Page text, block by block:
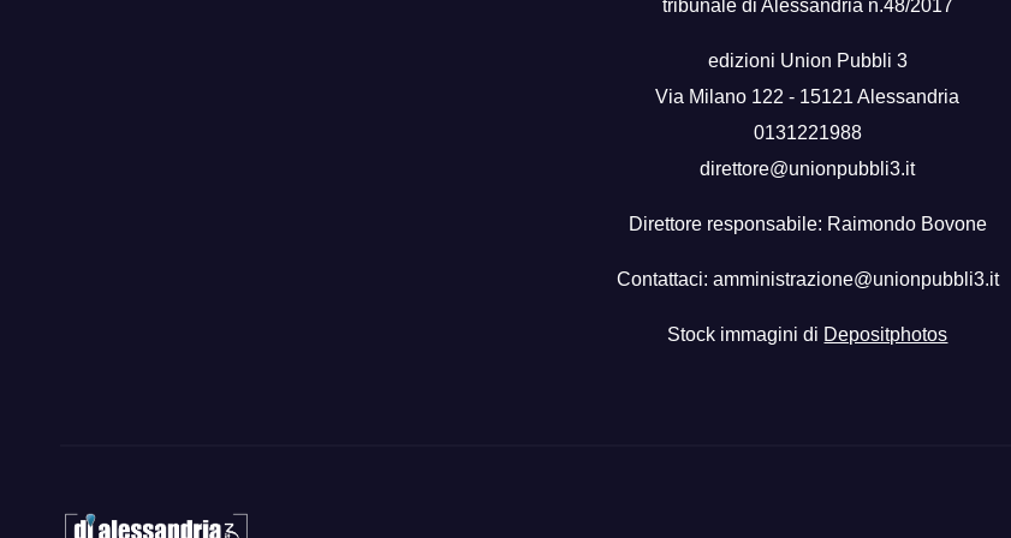
tribunale di Alessandria n.48/2017
edizioni Union Pubbli 3
Via Milano 122 - 15121 Alessandria
0131221988
direttore@unionpubbli3.it
Direttore responsabile: Raimondo Bovone
Contattaci: amministrazione@unionpubbli3.it
Stock immagini di Depositphotos